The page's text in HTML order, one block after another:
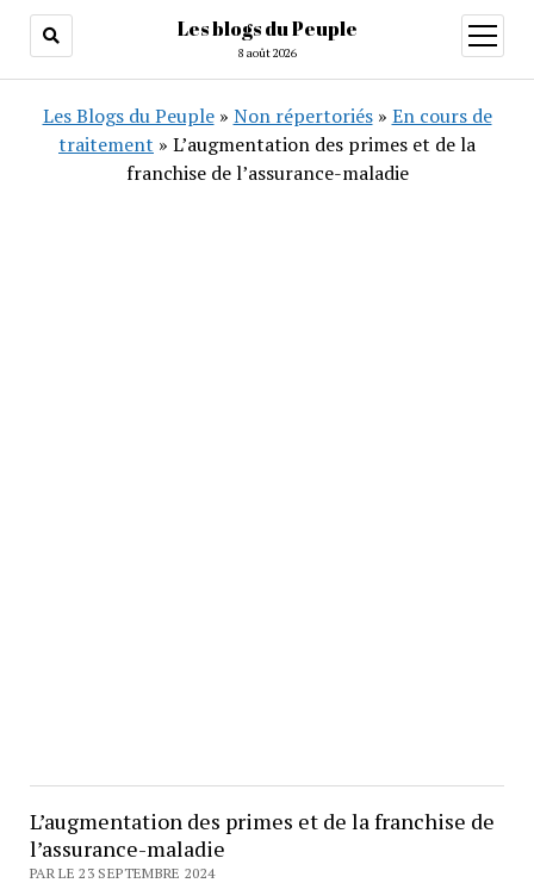
Les blogs du Peuple
8 août 2026
ouvrir
menu
Les Blogs du Peuple» Non répertoriés» En cours de
traitement » L’augmentation des primes et de la
franchise de l’assurance-maladie
L’augmentation des primes et de la franchise de
l’assurance-maladie
PAR LE 23 SEPTEMBRE 2024